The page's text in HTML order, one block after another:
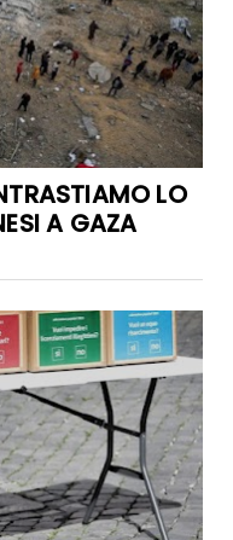
LO
A GAZA